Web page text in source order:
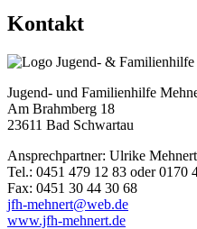
Kontakt
Jugend- und Familienhilfe
Am Brahmberg 18
23611 Bad Schwartau
Ansprechpartner: Ulrike
Tel.: 0451 479 12 83 oder 0170
Fax: 0451 30 44 30 68
jfh-mehnert@web.de
www.jfh-mehnert.de